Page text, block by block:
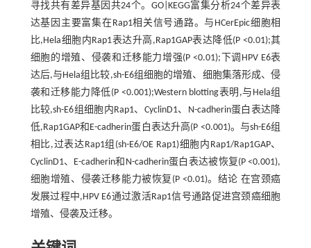
寻找共有差异基因共24个。GO|KEGG富集分析24个差异表
达基因主要富集在Rap1相关信号通路。与HCerEpic细胞相
比,Hela细胞内Rap1表达升高,Rap1GAP表达降低(P <0.01);其
细胞的增殖、侵袭和迁移能力增强(P <0.01);下调HPV E6表
达后,与Hela组比较,sh-E6组细胞的增殖、细胞集落形成、侵
袭和迁移能力降低(P <0.001);Western blotting表明,与Hela组
比较,sh-E6组细胞内Rap1、CyclinD1、N-cadherin蛋白表达降
低,Rap1GAP和E-cadherin蛋白表达升高(P <0.001)。与sh-E6组
相比,过表达Rap1组(sh-E6/OE Rap1)细胞内Rap1/Rap1GAP、
CyclinD1、E-cadherin和N-cadherin蛋白表达被恢复(P <0.001),
细胞增殖、侵袭迁移能力被恢复(P <0.01)。结论 在宫颈癌
发展过程中,HPV E6通过激活Rap1信号通路促进宫颈癌细胞
增殖、侵袭及迁移。